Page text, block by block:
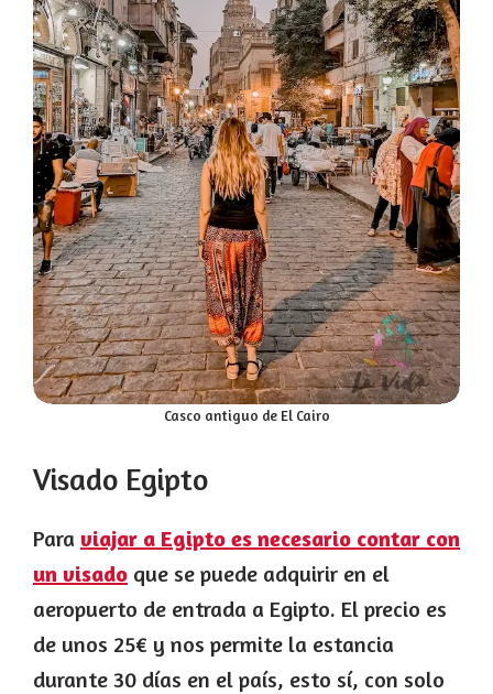
Casco antiguo de El Cairo
Visado Egipto
Para viajar a Egipto es necesario contar con
un visado que se puede adquirir en el
aeropuerto de entrada a Egipto. El precio es
de unos 25€ y nos permite la estancia
durante 30 días en el país, esto sí, con solo